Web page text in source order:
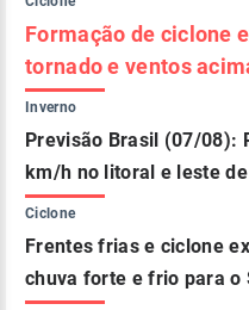
Formação de ciclone
tornado e ventos
Inverno
Previsão Brasil (07/08):
km/h no litoral e leste
Ciclone
Frentes frias e ciclone
chuva forte e frio para o